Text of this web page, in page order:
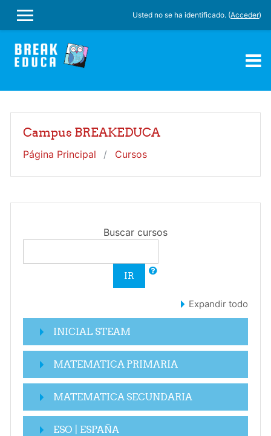
PANEL LATERAL
Usted no se ha identificado. (Acceder)
Campus BREAKEDUCA
Página Principal Cursos
Buscar cursos
IR
Expandir todo
INICIAL STEAM
MATEMATICA PRIMARIA
MATEMATICA SECUNDARIA
ESO | ESPAÑA